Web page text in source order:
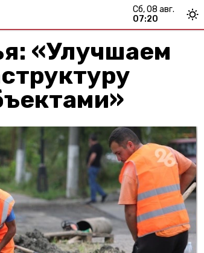
сб, 08 авг.
07:20
«Улучшаем